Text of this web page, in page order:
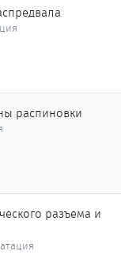
распиновки
разъема и